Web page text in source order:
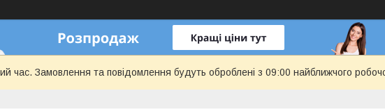
час. Замовлення та повідомлення будуть оброблені з 09:00 найближчого